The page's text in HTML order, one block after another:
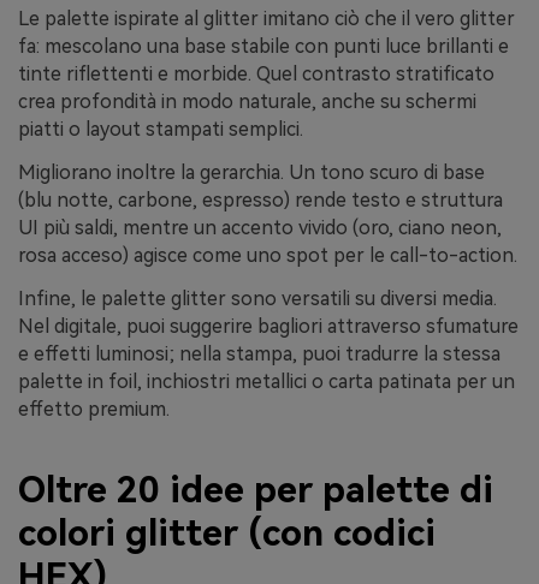
Le palette ispirate al glitter imitano ciò che il vero glitter
fa: mescolano una base stabile con punti luce brillanti e
tinte riflettenti e morbide. Quel contrasto stratificato
crea profondità in modo naturale, anche su schermi
piatti o layout stampati semplici.
Migliorano inoltre la gerarchia. Un tono scuro di base
(blu notte, carbone, espresso) rende testo e struttura
UI più saldi, mentre un accento vivido (oro, ciano neon,
rosa acceso) agisce come uno spot per le call-to-action.
Infine, le palette glitter sono versatili su diversi media.
Nel digitale, puoi suggerire bagliori attraverso sfumature
e effetti luminosi; nella stampa, puoi tradurre la stessa
palette in foil, inchiostri metallici o carta patinata per un
effetto premium.
Oltre 20 idee per palette di
colori glitter (con codici